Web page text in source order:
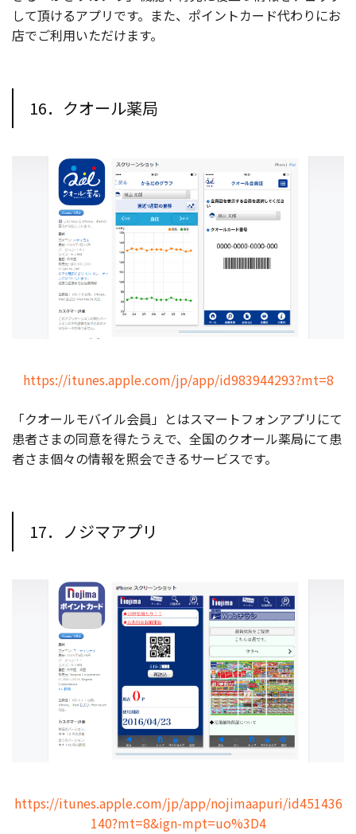
して頂けるアプリです。また、ポイントカード代わりにお
店でご利用いただけます。
16．クオール薬局
https://itunes.apple.com/jp/app/id983944293?mt=8
「クオールモバイル会員」とはスマートフォンアプリにて
患者さまの同意を得たうえで、全国のクオール薬局にて患
者さま個々の情報を照会できるサービスです。
17．ノジマアプリ
https://itunes.apple.com/jp/app/nojimaapuri/id451436
140?mt=8&ign-mpt=uo%3D4